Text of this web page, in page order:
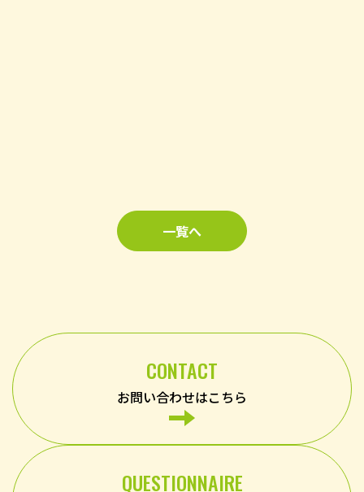
一覧へ
CONTACT
お問い合わせはこちら
QUESTIONNAIRE